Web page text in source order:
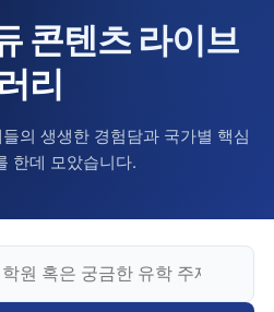
콘텐츠 라이브
러리
의 생생한 경험담과 국가별 핵심
한데 모았습니다.